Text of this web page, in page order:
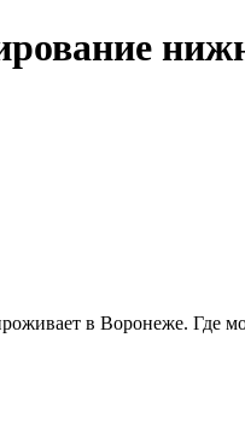
в Воронеже. Где